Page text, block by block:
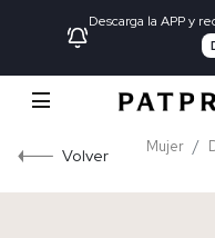
Descarga la APP y
Volver Mujer